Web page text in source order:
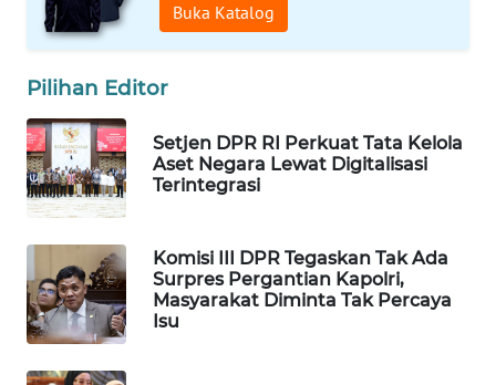
Buka Katalog
Pilihan Editor
Setjen DPR RI Perkuat Tata Kelola
Aset Negara Lewat Digitalisasi
Terintegrasi
Komisi III DPR Tegaskan Tak Ada
Surpres Pergantian Kapolri,
Masyarakat Diminta Tak Percaya
Isu
WAHANANEWS
WAHANANEWS
NET
WAHANA
WAHANA
UMKM
WAHANA